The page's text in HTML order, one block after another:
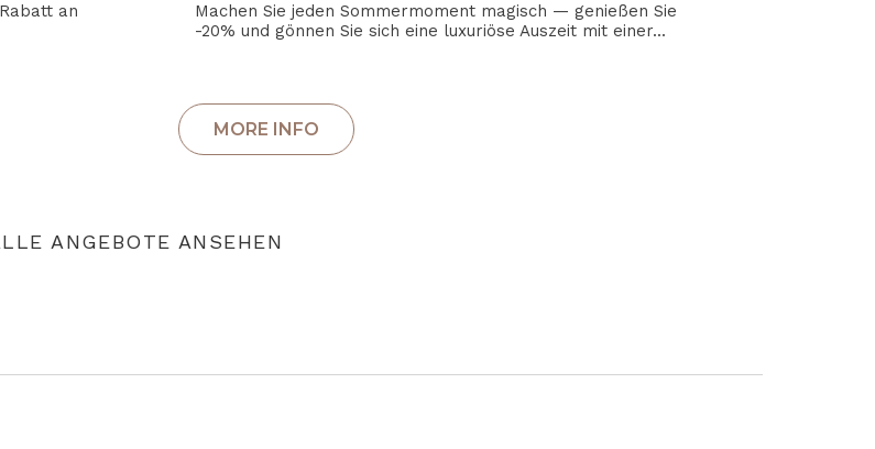
Machen Sie jeden Sommermoment magisch — genießen Sie
-20% und gönnen Sie sich eine luxuriöse Auszeit mit einer...
an
ANGEBOTE ANSEHEN